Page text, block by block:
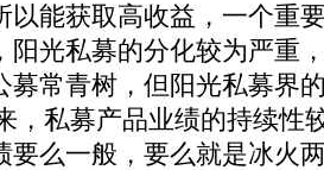
能获取高收益，一个重
阳光私募的分化较为严重
常青树，但阳光私募界
，私募产品业绩的持续性
要么一般，要么就是冰火